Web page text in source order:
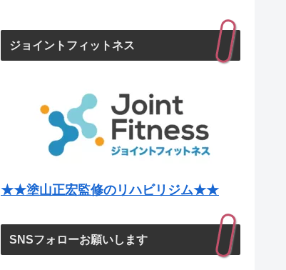
ジョイントフィットネス
★★塗山正宏監修のリハビリジム★★
SNSフォローお願いします